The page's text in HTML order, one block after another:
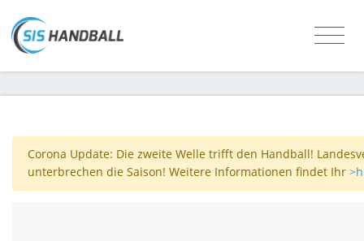
Corona Update: Die zweite Welle trifft den Handball!
unterbrechen die Saison! Weitere Informationen findet Ihr